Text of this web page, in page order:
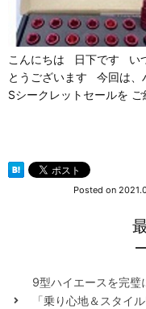
こんにちは 日下です い
とうございます 今回は、
Sシークレットセールを
Posted on
9型ハイエースを完璧
「乗り心地＆スタイ